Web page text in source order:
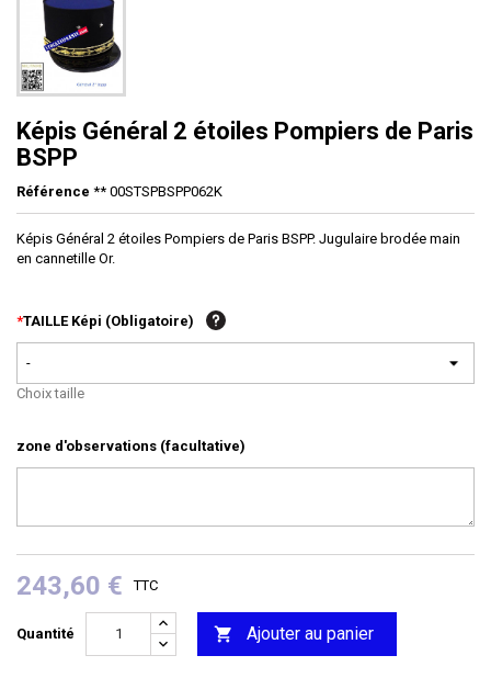
Képis Général 2 étoiles Pompiers de Paris
BSPP
Référence ** 00STSPBSPP062K
Képis Général 2 étoiles Pompiers de Paris BSPP. Jugulaire brodée main
en cannetille Or.
*TAILLE Képi (Obligatoire)
-
Choix taille
zone d'observations (facultative)
243,60 € TTC
Quantité  Ajouter au panier